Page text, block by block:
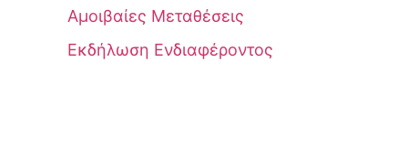
Αμοιβαίες Μεταθέσεις
Εκδήλωση Ενδιαφέροντος